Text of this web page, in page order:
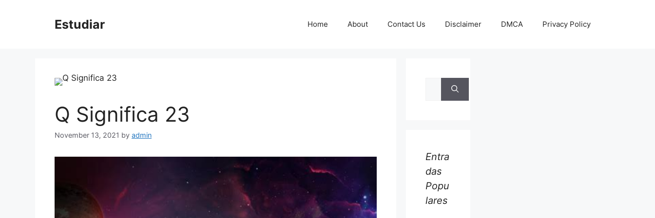
Estudiar Home About Contact Us Disclaimer DMCA Privacy Policy
Q Significa 23
November 13, 2021 by admin
Entra
das
Popu
lares